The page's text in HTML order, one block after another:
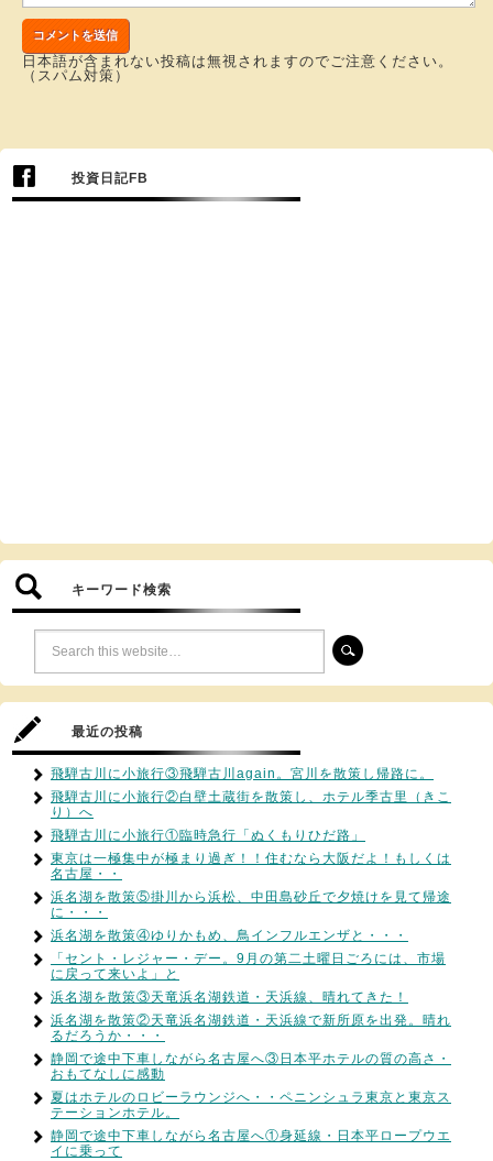
日本語が含まれない投稿は無視されますのでご注意ください。
（スパム対策）
投資日記FB
キーワード検索
最近の投稿
飛騨古川に小旅行③飛騨古川again。宮川を散策し帰路に。
飛騨古川に小旅行②白壁土蔵街を散策し、ホテル季古里（きこ
り）へ
飛騨古川に小旅行①臨時急行「ぬくもりひだ路」
東京は一極集中が極まり過ぎ！！住むなら大阪だよ！もしくは
名古屋・・
浜名湖を散策⑤掛川から浜松、中田島砂丘で夕焼けを見て帰途
に・・・
浜名湖を散策④ゆりかもめ、鳥インフルエンザと・・・
「セント・レジャー・デー。9月の第二土曜日ごろには、市場
に戻って来いよ」と
浜名湖を散策③天竜浜名湖鉄道・天浜線、晴れてきた！
浜名湖を散策②天竜浜名湖鉄道・天浜線で新所原を出発。晴れ
るだろうか・・・
静岡で途中下車しながら名古屋へ③日本平ホテルの質の高さ・
おもてなしに感動
夏はホテルのロビーラウンジへ・・ペニンシュラ東京と東京ス
テーションホテル。
静岡で途中下車しながら名古屋へ①身延線・日本平ロープウエ
イに乗って